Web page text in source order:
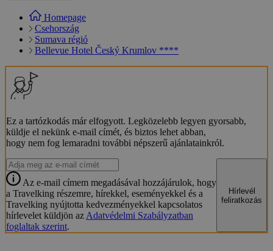
Homepage
Csehország
Sumava régió
Bellevue Hotel Český Krumlov ****
Ez a tartózkodás már elfogyott. Legközelebb legyen gyorsabb,
küldje el nekünk e-mail címét, és biztos lehet abban,
hogy nem fog lemaradni további népszerű ajánlatainkról.
Az e-mail címem megadásával hozzájárulok, hogy
a Travelking részemre, hírekkel, eseményekkel és a
Travelking nyújtotta kedvezményekkel kapcsolatos
hírlevelet küldjön azAdatvédelmi Szabályzatban
foglaltak szerint.
Hírlevél
feliratkozás